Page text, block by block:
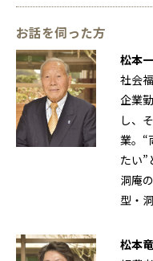
お話を伺った方
松本
社会
企業
し、
業。“
たい”
洞庵
型・
松本